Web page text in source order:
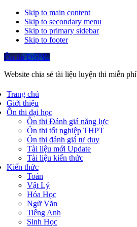
Skip to main content
Skip to secondary menu
Skip to primary sidebar
Skip to footer
Ôn thi ĐGNL
Website chia sẻ tài liệu luyện thi miễn phí
Trang chủ
Giới thiệu
Ôn thi đại học
Ôn thi Đánh giá năng lực
Ôn thi tốt nghiệp THPT
Ôn thi đánh giá tư duy
Tài liệu mới Update
Tài liệu kiến thức
Kiến thức
Toán
Vật Lý
Hóa Học
Ngữ Văn
Tiếng Anh
Sinh Học